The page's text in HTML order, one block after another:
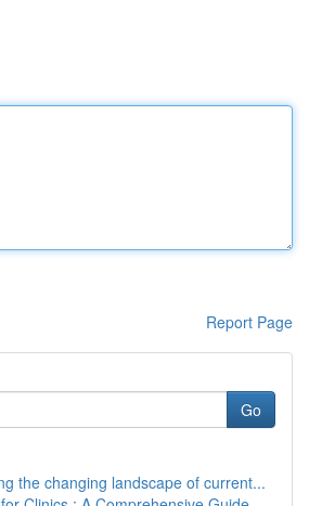
Report Page
Go
the changing landscape of current...